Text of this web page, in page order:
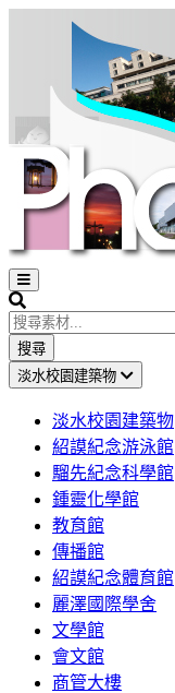
Open
sidebar
Search
搜尋
淡水校園建築物
淡水校園建築物
紹謨紀念游泳館
騮先紀念科學館
鍾靈化學館
教育館
傳播館
紹謨紀念體育館
麗澤國際學舍
文學館
會文館
商管大樓